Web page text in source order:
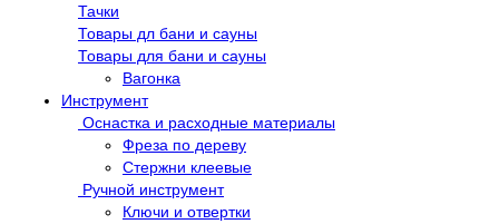
Тачки
Товары дл бани и сауны
Товары для бани и сауны
Вагонка
Инструмент
Оснастка и расходные материалы
Фреза по дереву
Стержни клеевые
Ручной инструмент
Ключи и отвертки